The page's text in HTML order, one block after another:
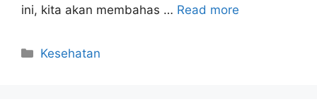
ini, kita akan membahas … Read more
Kategori
Kesehatan